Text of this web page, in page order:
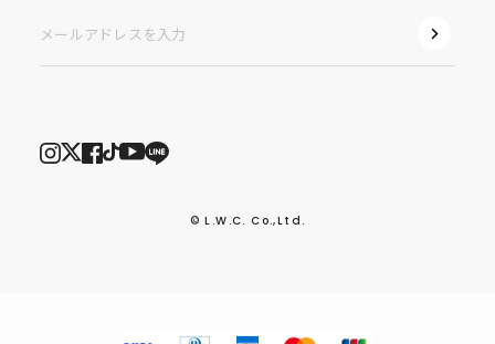
© L.W.C. Co.,Ltd.